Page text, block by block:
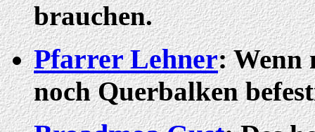
brauchen.
Pfarrer Lehner:Wenn
noch Querbalken